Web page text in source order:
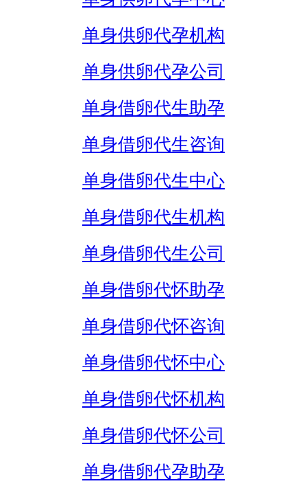
单身供卵代孕机构
单身供卵代孕公司
单身借卵代生助孕
单身借卵代生咨询
单身借卵代生中心
单身借卵代生机构
单身借卵代生公司
单身借卵代怀助孕
单身借卵代怀咨询
单身借卵代怀中心
单身借卵代怀机构
单身借卵代怀公司
单身借卵代孕助孕